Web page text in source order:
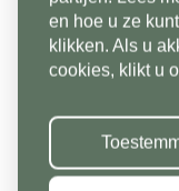
Bent u op zoek
karakteristiek
Gebakken
Land*
en hoe u ze
klikken. Als u
cookies, klikt u